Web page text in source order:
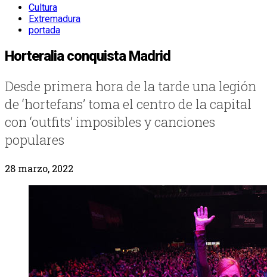
Cultura
Extremadura
portada
Horteralia conquista Madrid
Desde primera hora de la tarde una legión
de ‘hortefans’ toma el centro de la capital
con ‘outfits’ imposibles y canciones
populares
28 marzo, 2022